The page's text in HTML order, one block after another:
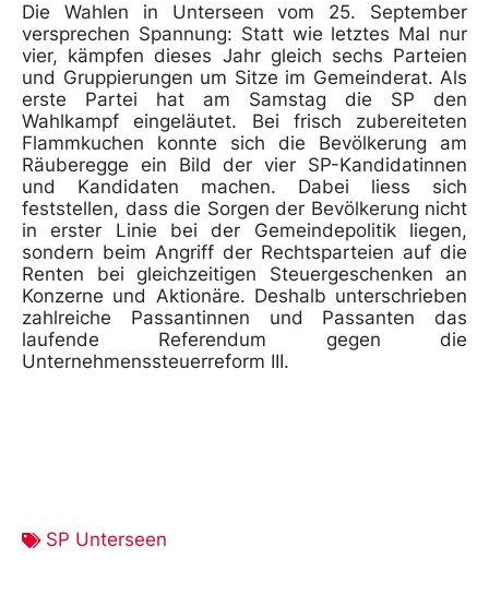
Die Wahlen in Unterseen vom 25. September
versprechen Spannung: Statt wie letztes Mal nur
vier, kämpfen dieses Jahr gleich sechs Parteien
und Gruppierungen um Sitze im Gemeinderat. Als
erste Partei hat am Samstag die SP den
Wahlkampf eingeläutet. Bei frisch zubereiteten
Flammkuchen konnte sich die Bevölkerung am
Räuberegge ein Bild der vier SP-Kandidatinnen
und Kandidaten machen. Dabei liess sich
feststellen, dass die Sorgen der Bevölkerung nicht
in erster Linie bei der Gemeindepolitik liegen,
sondern beim Angriff der Rechtsparteien auf die
Renten bei gleichzeitigen Steuergeschenken an
Konzerne und Aktionäre. Deshalb unterschrieben
zahlreiche Passantinnen und Passanten das
laufende Referendum gegen die
Unternehmenssteuerreform III.
SP Unterseen